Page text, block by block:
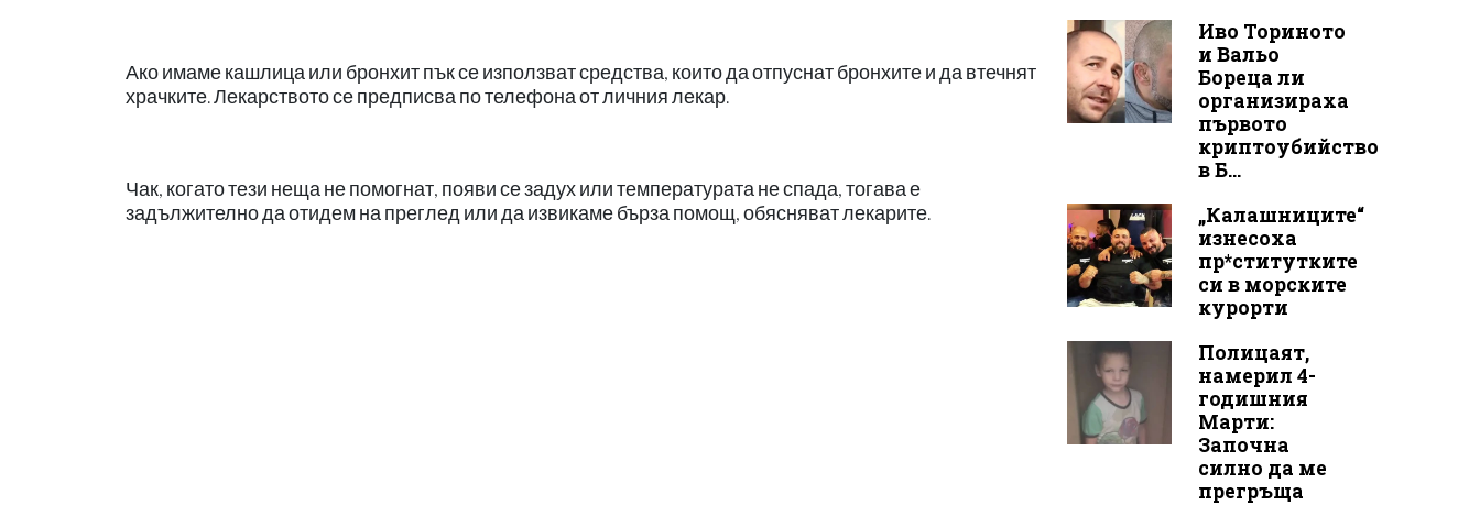
Ако имаме кашлица или бронхит пък се използват средства, които да отпуснат бронхите и да втечнят
храчките. Лекарството се предписва по телефона от личния лекар.
Чак, когато тези неща не помогнат, появи се задух или температурата не спада, тогава е
задължително да отидем на преглед или да извикаме бърза помощ, обясняват лекарите.
Иво Ториното
и Вальо
Бореца ли
организираха
първото
криптоубийство
в Б...
„Калашниците“
изнесоха
пр*ститутките
си в морските
курорти
Полицаят,
намерил 4-
годишния
Марти:
Започна
силно да ме
прегръща